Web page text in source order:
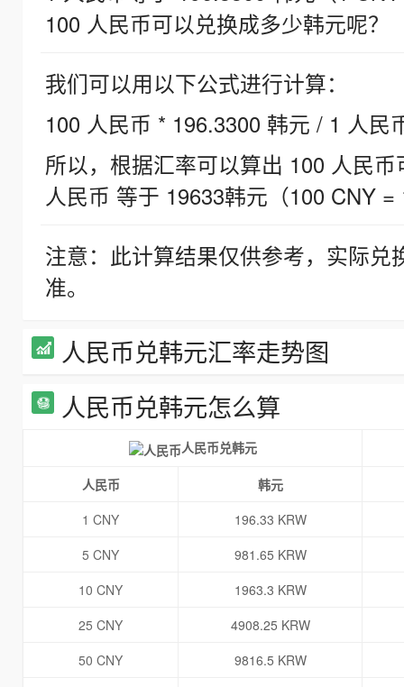
100 人民币可以兑换成多少韩元呢？
我们可以用以下公式进行计算：
100 人民币 * 196.3300 韩元 / 1 人民
所以，根据汇率可以算出 100 人民
人民币 等于 19633韩元（100 CNY =
注意：此计算结果仅供参考，实际
准。
人民币兑韩元汇率走势图
人民币兑韩元怎么算
人民币兑韩元
人民币
韩元
1 CNY
196.33 KRW
5 CNY
981.65 KRW
10 CNY
1963.3 KRW
25 CNY
4908.25 KRW
50 CNY
9816.5 KRW